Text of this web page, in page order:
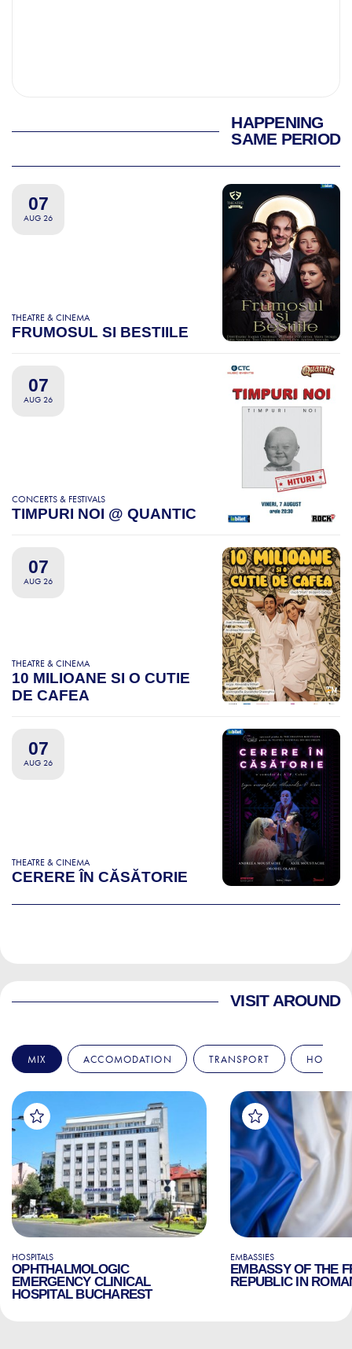
HAPPENING
SAME PERIOD
07
AUG 26
THEATRE & CINEMA
FRUMOSUL SI BESTIILE
07
AUG 26
CONCERTS & FESTIVALS
TIMPURI NOI @ QUANTIC
07
AUG 26
THEATRE & CINEMA
10 MILIOANE SI O CUTIE
DE CAFEA
07
AUG 26
THEATRE & CINEMA
CERERE ÎN CĂSĂTORIE
VISIT AROUND
MIX ACCOMODATION TRANSPORT
HOSPITALS
OPHTHALMOLOGIC
EMERGENCY CLINICAL
HOSPITAL BUCHAREST
EMBASSIES
EMBASSY OF THE
REPUBLIC IN